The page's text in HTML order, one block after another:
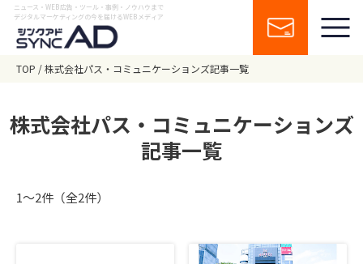
ニュース・WEB広告・ツール・事例・ノウハウまで
デジタルマーケティングの今を届けるWEBメディア
TOP 株式会社パス・コミュニケーションズ記事一覧
株式会社パス・コミュニケーションズ
記事一覧
1〜2件（全2件）